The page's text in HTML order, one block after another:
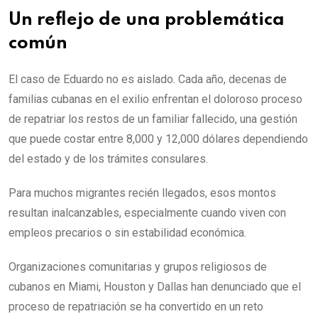
Un reflejo de una problemática
común
El caso de Eduardo no es aislado. Cada año, decenas de
familias cubanas en el exilio enfrentan el doloroso proceso
de repatriar los restos de un familiar fallecido, una gestión
que puede costar entre 8,000 y 12,000 dólares dependiendo
del estado y de los trámites consulares.
Para muchos migrantes recién llegados, esos montos
resultan inalcanzables, especialmente cuando viven con
empleos precarios o sin estabilidad económica.
Organizaciones comunitarias y grupos religiosos de
cubanos en Miami, Houston y Dallas han denunciado que el
proceso de repatriación se ha convertido en un reto